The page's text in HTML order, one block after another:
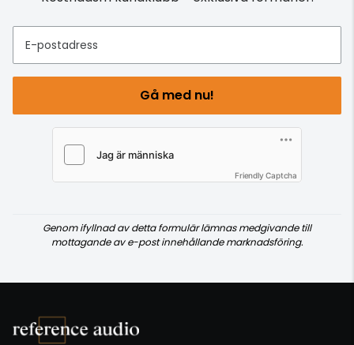
E-postadress
Gå med nu!
Friendly Captcha
Genom ifyllnad av detta formulär lämnas medgivande till
mottagande av e-post innehållande marknadsföring.